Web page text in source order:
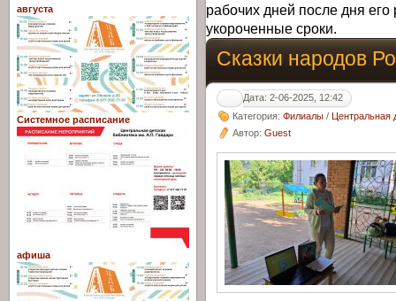
рабочих дней после дня
укороченные сроки.
Сказки народов
Дата: 2-06-2025, 12:42
Категория: Филиалы / Центральная
Автор: Guest
августа
Системное расписание
афиша